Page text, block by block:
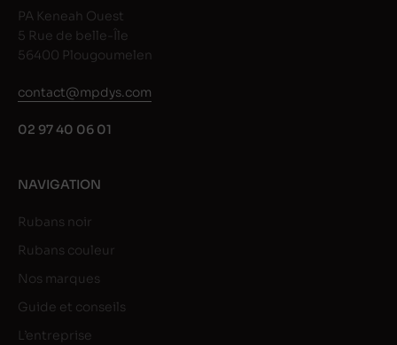
PA Keneah Ouest
5 Rue de belle-Île
56400 Plougoumelen
contact@mpdys.com
02 97 40 06 01
NAVIGATION
Rubans noir
Rubans couleur
Nos marques
Guide et conseils
L’entreprise